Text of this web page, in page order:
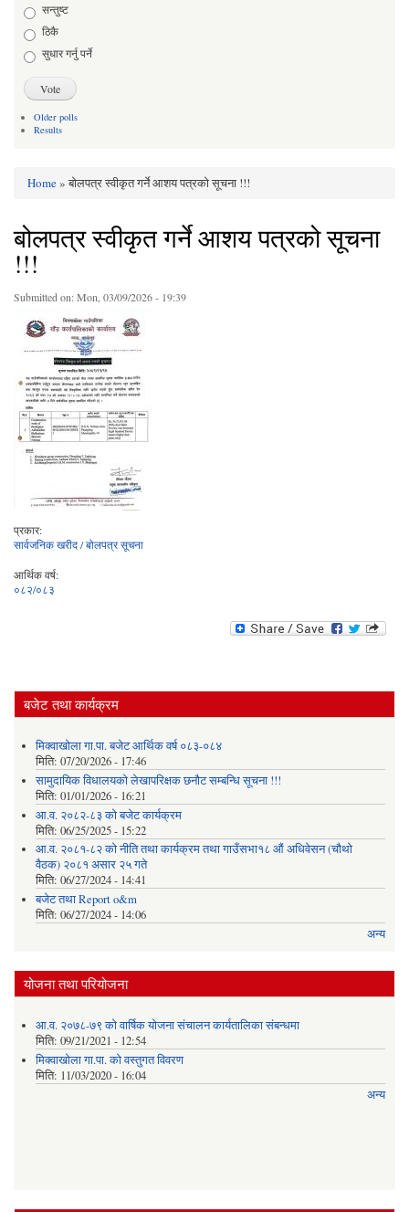
सन्तुष्ट
ठिकै
सुधार गर्नु पर्ने
Older polls
Results
You are here
Home» बोलपत्र स्वीकृत गर्ने आशय पत्रको सूचना !!!
बोलपत्र स्वीकृत गर्ने आशय पत्रको सूचना
!!!
Submitted on:Mon, 03/09/2026 - 19:39
प्रकार:
सार्वजनिक खरीद / बोलपत्र सूचना
आर्थिक वर्ष:
०८२/०८३
बजेट तथा कार्यक्रम
मिक्वाखोला गा.पा. बजेट आर्थिक वर्ष ०८३-०८४
मिति: 07/20/2026 - 17:46
सामुदायिक विधालयको लेखापरिक्षक छनौट सम्बन्धि सूचना !!!
मिति: 01/01/2026 - 16:21
आ.व. २०८२-८३ को बजेट कार्यक्रम
मिति: 06/25/2025 - 15:22
आ.व. २०८१-८२ को नीति तथा कार्यक्रम तथा गाउँसभा१८ औं अधिवेसन (चौथो
वैठक) २०८१ असार २५ गते
मिति: 06/27/2024 - 14:41
बजेट तथा Report o&m
मिति: 06/27/2024 - 14:06
अन्य
योजना तथा परियोजना
आ.व. २०७८-७९ को वार्षिक योजना संचालन कार्यतालिका संबन्धमा
मिति: 09/21/2021 - 12:54
मिक्वाखोला गा.पा. को वस्तुगत विवरण
मिति: 11/03/2020 - 16:04
अन्य